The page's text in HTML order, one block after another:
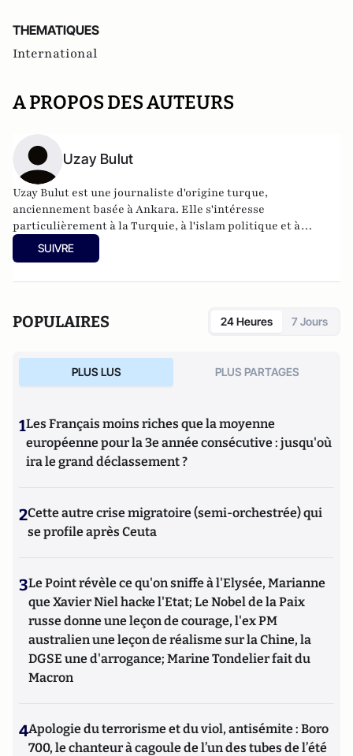
THEMATIQUES
International
A PROPOS DES AUTEURS
Uzay Bulut
Uzay Bulut est une journaliste d'origine turque,
anciennement basée à Ankara. Elle s'intéresse
particulièrement à la Turquie, à l'islam politique et à
l'histoire du Moyen-Orient, de l'Europe et de l'Asie.
SUIVRE
POPULAIRES 24 Heures 7 Jours
PLUS LUS PLUS PARTAGES
1Les Français moins riches que la moyenne
européenne pour la 3e année consécutive : jusqu'où
ira le grand déclassement ?
2Cette autre crise migratoire (semi-orchestrée) qui
se profile après Ceuta
3Le Point révèle ce qu'on sniffe à l'Elysée, Marianne
que Xavier Niel hacke l'Etat; Le Nobel de la Paix
russe donne une leçon de courage, l'ex PM
australien une leçon de réalisme sur la Chine, la
DGSE une d'arrogance; Marine Tondelier fait du
Macron
4Apologie du terrorisme et du viol, antisémite : Boro
700, le chanteur à cagoule de l’un des tubes de l’été